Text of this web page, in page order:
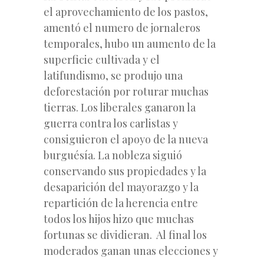
el aprovechamiento de los pastos,
amentó el numero de jornaleros
temporales, hubo un aumento de la
superficie cultivada y el
latifundismo, se produjo una
deforestación por roturar muchas
tierras. Los liberales ganaron la
guerra contra los carlistas y
consiguieron el apoyo de la nueva
burguésía. La nobleza siguió
conservando sus propiedades y la
desaparición del mayorazgo y la
repartición de la herencia entre
todos los hijos hizo que muchas
fortunas se dividieran. Al final los
moderados ganan unas elecciones y